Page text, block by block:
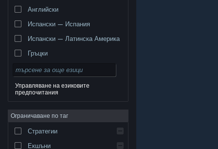
търговски марки принадлежат на съответните им
собственици в САЩ и други страни.
поверителност|Юридическа информация|
Достъпност|Условия за ползване на Steam
Възстановявания|Бисквитки
Английски
Испански — Испания
Испански — Латинска Америка
Гръцки
Управляване на езиковите
предпочитания
Ограничаване по таг
Стратегии
Екшъни